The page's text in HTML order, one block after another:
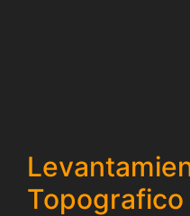
Topografico